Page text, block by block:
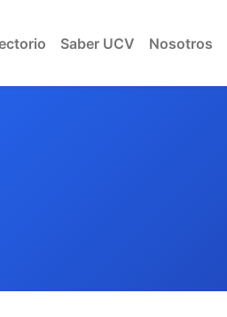
Saber UCV Nosotros